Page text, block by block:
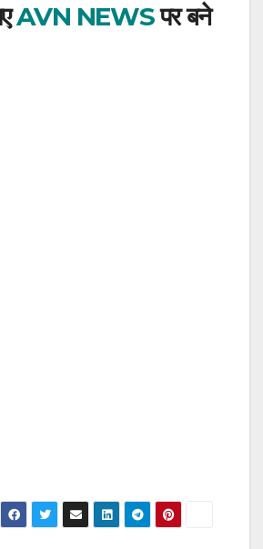
AVN NEWSपर बने